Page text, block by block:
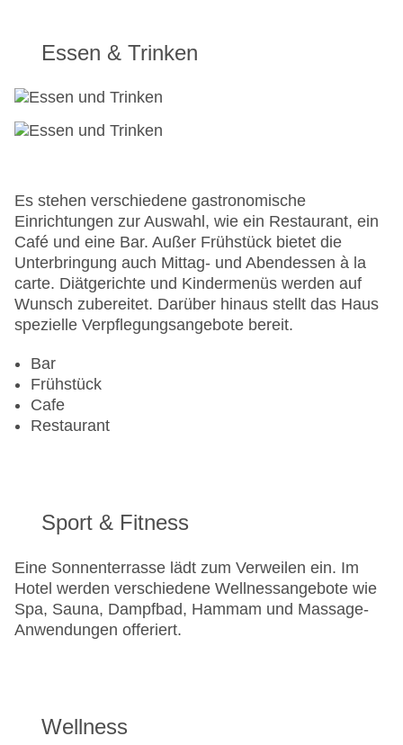
Garten: ohne Gebühr
Hotelsafe
Lift
Anzahl der Konferenzräume: 1
Gesamtanzahl der Stockwerke: 0
Gesamtanzahl der Zimmer: 17
Zahlungsarten: Mastercard, Visa
Landeskategorie: 5 Sterne
Essen & Trinken
Es stehen verschiedene gastronomische
Einrichtungen zur Auswahl, wie ein Restaurant, ein
Café und eine Bar. Außer Frühstück bietet die
Unterbringung auch Mittag- und Abendessen à la
carte. Diätgerichte und Kindermenüs werden auf
Wunsch zubereitet. Darüber hinaus stellt das Haus
spezielle Verpflegungsangebote bereit.
Bar
Frühstück
Cafe
Restaurant
Sport & Fitness
Eine Sonnenterrasse lädt zum Verweilen ein. Im
Hotel werden verschiedene Wellnessangebote wie
Spa, Sauna, Dampfbad, Hammam und Massage-
Anwendungen offeriert.
Wellness